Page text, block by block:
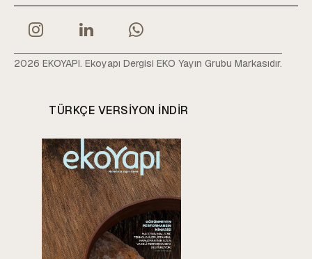
2026 EKOYAPI. Ekoyapı Dergisi EKO Yayın Grubu Markasıdır.
TÜRKÇE VERSIYON INDIR